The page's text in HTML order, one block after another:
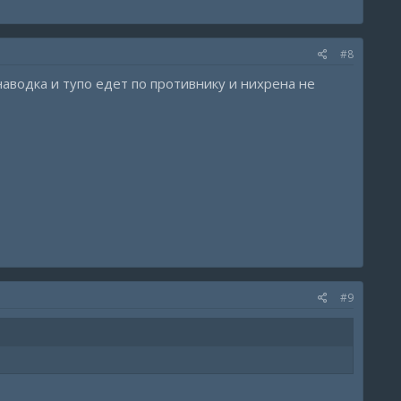
#8
и тупо едет по противнику и нихрена не
#9